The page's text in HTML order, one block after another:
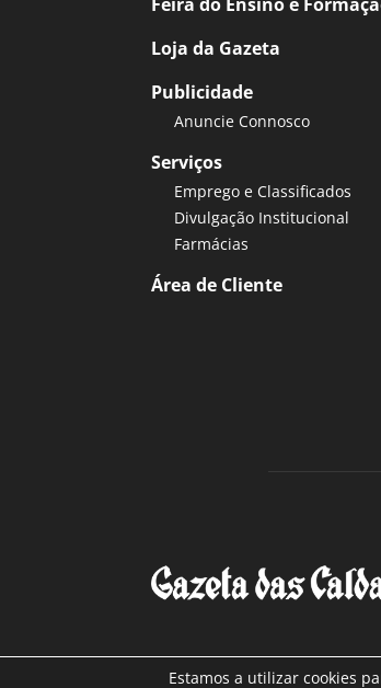
Loja da Gazeta
Publicidade
Anuncie Connosco
Serviços
Emprego e Classificados
Divulgação Institucional
Farmácias
Área de Cliente
Estamos a utilizar cookies